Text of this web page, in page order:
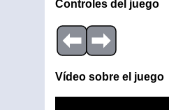
Controles del juego
Vídeo sobre el juego